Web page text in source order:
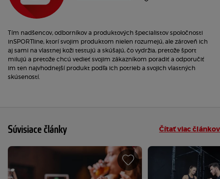
Tím nadšencov, odborníkov a produktových špecialistov spoločnosti
inSPORTline, ktorí svojim produktom nielen rozumejú, ale zároveň ich
aj sami na vlastnej koži testujú a skúšajú, čo vydržia, pretože šport
milujú a pretože chcú vedieť svojim zákazníkom poradiť a odporučiť
im ten najvhodnejší produkt podľa ich potrieb a svojich vlastných
skúseností.
Súvisiace články Čítať viac článkov